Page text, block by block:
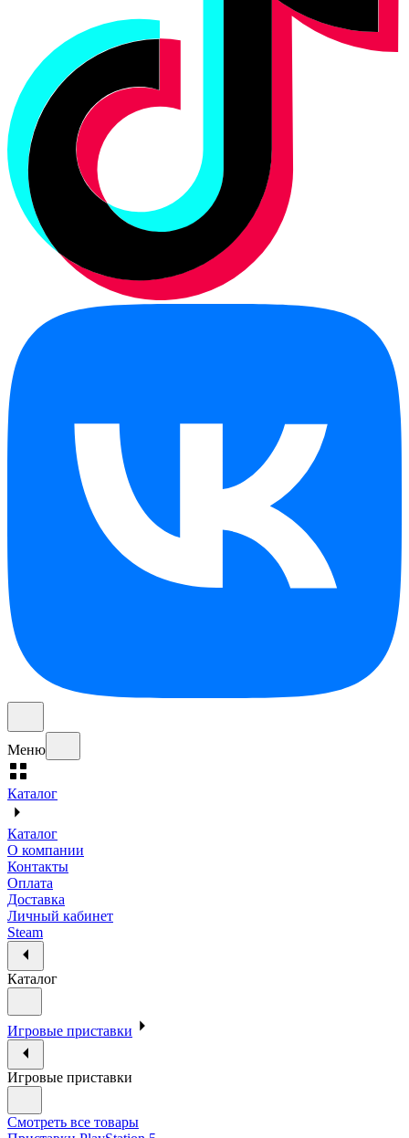
Меню
Каталог
Каталог
О компании
Контакты
Оплата
Доставка
Личный кабинет
Steam
Каталог
Игровые приставки
Игровые приставки
Смотреть все товары